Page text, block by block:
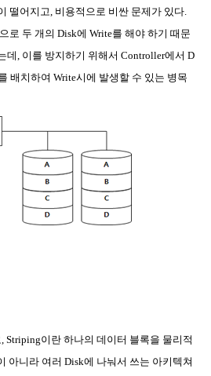
떨어지고 비용적으로 비싼 문제가 있다
로 두 개의 Disk에 Write를 해야 하기 때문
데 이를 방지하기 위해서 Controller에서 D
배치하여 Write시에 발생할 수 있는 병목
, Striping이란 하나의 데이터 블록을 물리적
아니라 여러 Disk에 나눠서 쓰는 아키텍쳐